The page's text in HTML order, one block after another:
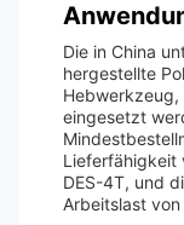
Die in China
hergestellte
Hebwerkzeug,
eingesetzt
Lieferfähigkeit
DES-4T, und
Arbeitslast von